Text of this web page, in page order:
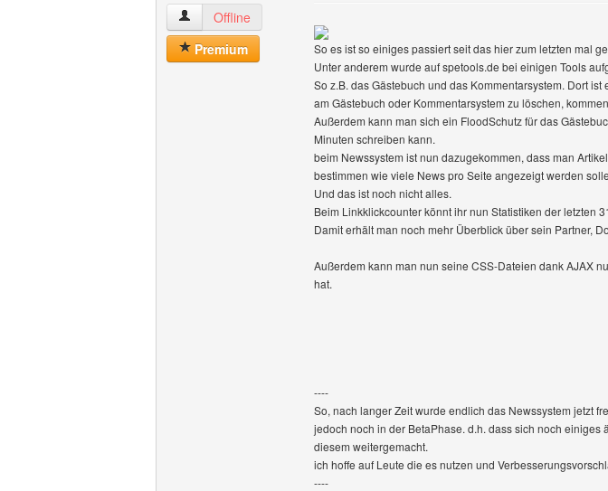
nndesign Benutzer-Profile anzeigen
Offline
Premium
So es ist so einiges passiert seit das hier zum letzten mal
Unter anderem wurde auf spetools.de bei einigen Tools
So z.B. das Gästebuch und das Kommentarsystem. Dort
am Gästebuch oder Kommentarsystem zu löschen,
Außerdem kann man sich ein FloodSchutz für das
Minuten schreiben kann.
beim Newssystem ist nun dazugekommen, dass man
bestimmen wie viele News pro Seite angezeigt werden
Und das ist noch nicht alles.
Beim Linkklickcounter könnt ihr nun Statistiken der letzten
Damit erhält man noch mehr Überblick über sein Partner,
Außerdem kann man nun seine CSS-Dateien dank AJAX
hat.
----
So, nach langer Zeit wurde endlich das Newssystem jetzt
jedoch noch in der BetaPhase. d.h. dass sich noch
diesem weitergemacht.
ich hoffe auf Leute die es nutzen und
----